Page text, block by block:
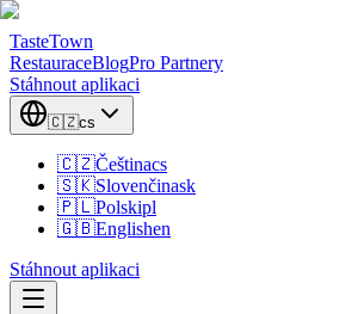
TasteTown
RestauraceBlogPro Partnery
Stáhnout aplikaci
🇨🇿cs
🇨🇿Češtinacs
🇸🇰Slovenčinask
🇵🇱Polskipl
🇬🇧Englishen
Stáhnout aplikaci